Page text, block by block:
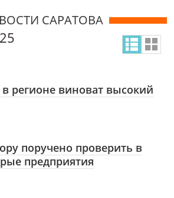
САРАТОВА
регионе виноват высокий
поручено проверить в
предприятия